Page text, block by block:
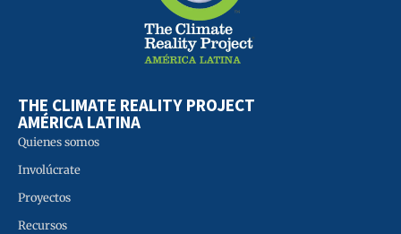
THE CLIMATE REALITY PROJECT
AMÉRICA LATINA
Quienes somos
Involúcrate
Proyectos
Recursos